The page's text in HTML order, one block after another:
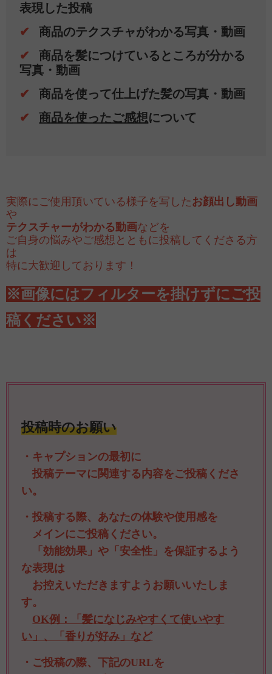
表現した投稿
✔
商品のテクスチャがわかる写真・動画
✔
商品を髪につけているところが分かる
写真・動画
✔
商品を使って仕上げた髪の写真・動画
✔
商品を使ったご感想について
実際にご使用頂いている様子を写したお顔出し動画
や
テクスチャーがわかる動画などを
ご自身の悩みやご感想とともに投稿してくださる方
は
特に大歓迎しております！
※画像にはフィルターを掛けずにご投
稿ください※
投稿時のお願い
・キャプションの最初に
投稿テーマに関連する内容をご投稿くださ
い。
・投稿する際、あなたの体験や使用感を
メインにご投稿ください。
「効能効果」や「安全性」を保証するよう
な表現は
お控えいただきますようお願いいたしま
す。
OK例：「髪になじみやすくて使いやす
い」、「香りが好み」など
・ご投稿の際、下記のURLを